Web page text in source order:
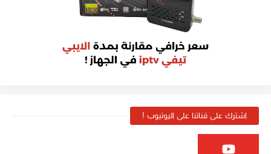
اشترك على قناتنا على اليوتيوب !